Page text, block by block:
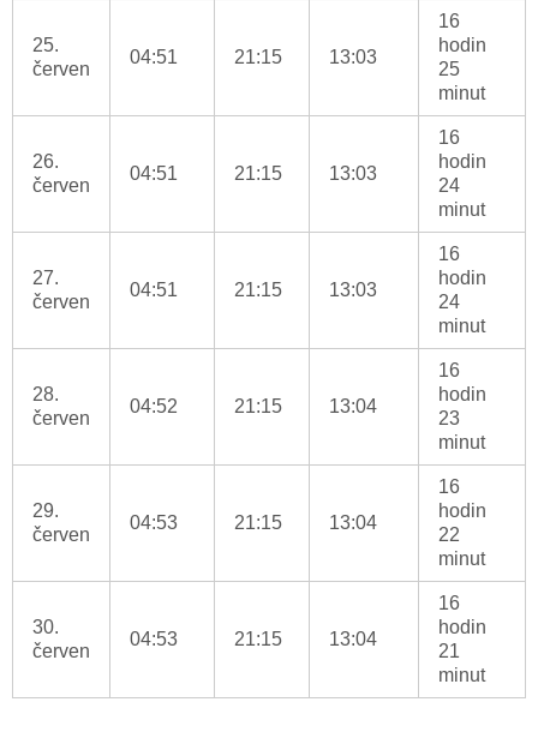
25.
červen
04:51 21:15 13:03
16
hodin
25
minut
26.
červen
04:51 21:15 13:03
16
hodin
24
minut
27.
červen
04:51 21:15 13:03
16
hodin
24
minut
28.
červen
04:52 21:15 13:04
16
hodin
23
minut
29.
červen
04:53 21:15 13:04
16
hodin
22
minut
30.
červen
04:53 21:15 13:04
16
hodin
21
minut